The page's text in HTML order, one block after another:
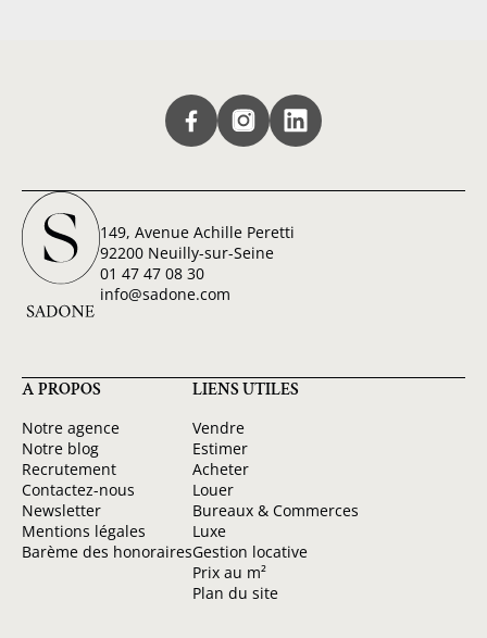
149, Avenue Achille Peretti
92200 Neuilly-sur-Seine
01 47 47 08 30
info@sadone.com
A PROPOS
Notre agence
Notre blog
Recrutement
Contactez-nous
Newsletter
Mentions légales
Barème des honoraires
LIENS UTILES
Vendre
Estimer
Acheter
Louer
Bureaux & Commerces
Luxe
Gestion locative
Prix au m²
Plan du site